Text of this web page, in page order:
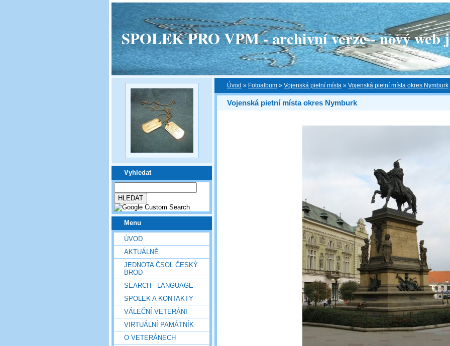
SPOLEK PRO VPM - archivní verze - nový web
Vyhledat
Menu
ÚVOD
AKTUÁLNĚ
JEDNOTA ČSOL ČESKÝ
BROD
SEARCH - LANGUAGE
SPOLEK A KONTAKTY
VÁLEČNÍ VETERÁNI
VIRTUÁLNÍ PAMÁTNÍK
O VETERÁNECH
Úvod » Fotoalbum » Vojenská pietní místa » Vojenská pietní místa okres Nymburk
Vojenská pietní místa okres Nymburk